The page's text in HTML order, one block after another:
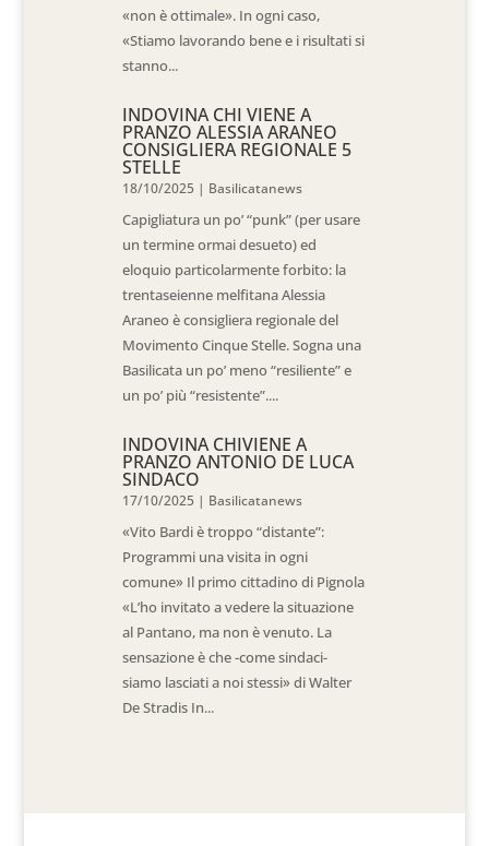
«non è ottimale». In ogni caso,
«Stiamo lavorando bene e i risultati si
stanno...
INDOVINA CHI VIENE A
PRANZO ALESSIA ARANEO
CONSIGLIERA REGIONALE 5
STELLE
18/10/2025 | Basilicatanews
Capigliatura un po’ “punk” (per usare
un termine ormai desueto) ed
eloquio particolarmente forbito: la
trentaseienne melfitana Alessia
Araneo è consigliera regionale del
Movimento Cinque Stelle. Sogna una
Basilicata un po’ meno “resiliente” e
un po’ più “resistente”....
INDOVINA CHIVIENE A
PRANZO ANTONIO DE LUCA
SINDACO
17/10/2025 | Basilicatanews
«Vito Bardi è troppo “distante”:
Programmi una visita in ogni
comune» Il primo cittadino di Pignola
«L’ho invitato a vedere la situazione
al Pantano, ma non è venuto. La
sensazione è che -come sindaci-
siamo lasciati a noi stessi» di Walter
De Stradis In...